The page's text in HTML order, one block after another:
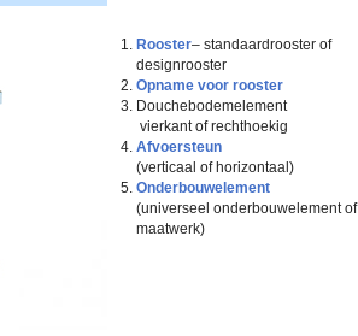
Rooster– standaardrooster of
designrooster
Opname voor rooster
Douchebodemelement
vierkant of rechthoekig
Afvoersteun
(verticaal of horizontaal)
Onderbouwelement
(universeel onderbouwelement of
maatwerk)